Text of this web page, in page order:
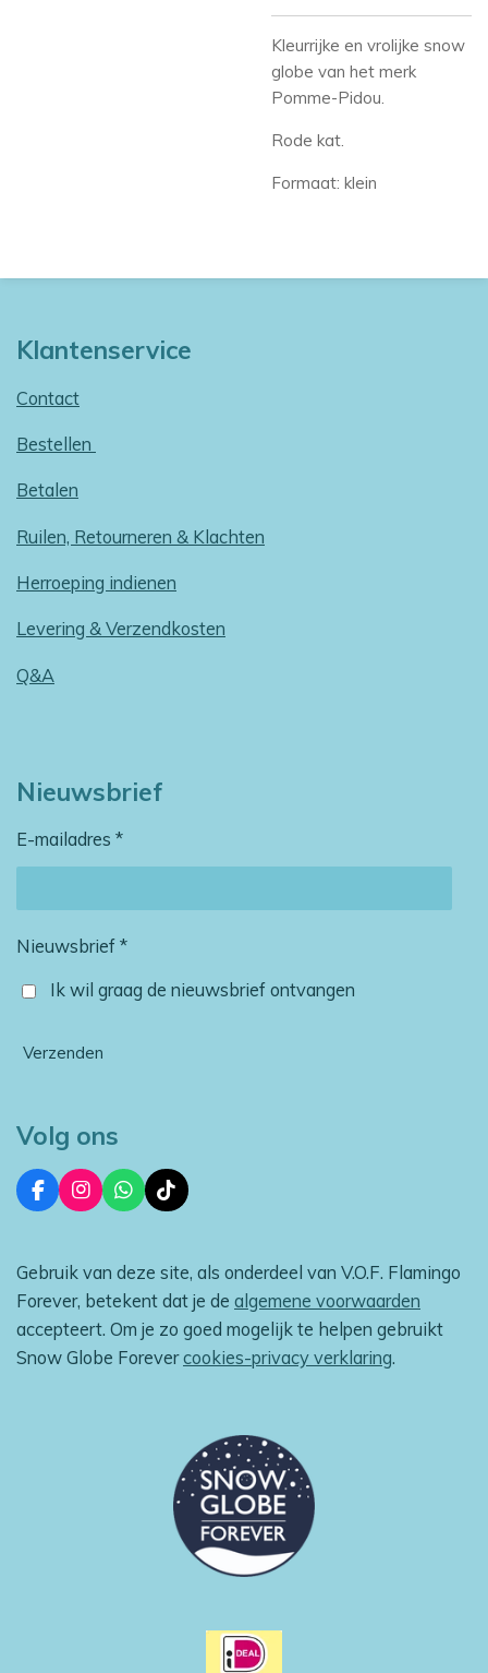
Kleurrijke en vrolijke snow
globe van het merk
Pomme-Pidou.
Rode kat.
Formaat: klein
Klantenservice
Contact
Bestellen
Betalen
Ruilen, Retourneren & Klachten
Herroeping indienen
Levering & Verzendkosten
Q&A
Nieuwsbrief
E-mailadres *
Nieuwsbrief *
Ik wil graag de nieuwsbrief ontvangen
Verzenden
Volg ons
F
a
b
o
k
I
n
a
g
r
a
m
W
h
s
A
p
T
i
o
k
Gebruik van deze site, als onderdeel van V.O.F. Flamingo
Forever, betekent dat je de algemene voorwaarden
accepteert. Om je zo goed mogelijk te helpen gebruikt
Snow Globe Forevercookies-privacy verklaring.